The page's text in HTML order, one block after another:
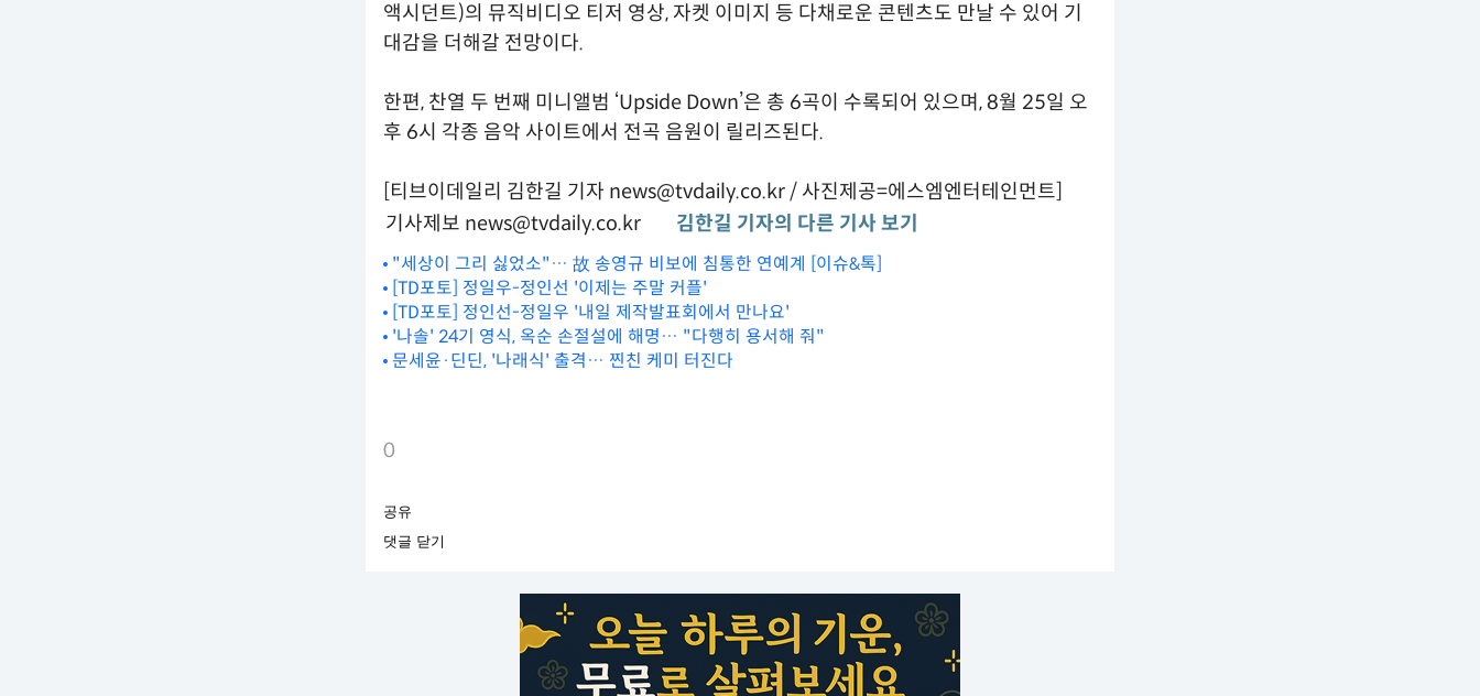
액시던트)의 뮤직비디오 티저 영상, 자켓 이미지 등 다채로운 콘텐츠도 만날 수 있어 기
대감을 더해갈 전망이다.
한편, 찬열 두 번째 미니앨범 ‘Upside Down’은 총 6곡이 수록되어 있으며, 8월 25일 오
후 6시 각종 음악 사이트에서 전곡 음원이 릴리즈된다.
[티브이데일리 김한길 기자 news@tvdaily.co.kr / 사진제공=에스엠엔터테인먼트]
기사제보 news@tvdaily.co.kr 김한길 기자의 다른 기사 보기
"세상이 그리 싫었소"… 故 송영규 비보에 침통한 연예계 [이슈&톡]
[TD포토] 정일우-정인선 '이제는 주말 커플'
[TD포토] 정인선-정일우 '내일 제작발표회에서 만나요'
'나솔' 24기 영식, 옥순 손절설에 해명… "다행히 용서해 줘"
문세윤·딘딘, '나래식' 출격… 찐친 케미 터진다
0
공유
댓글 닫기